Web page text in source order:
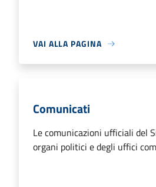
VAI ALLA PAGINA
Comunicati
Le comunicazioni ufficiali del
organi politici e degli uffici